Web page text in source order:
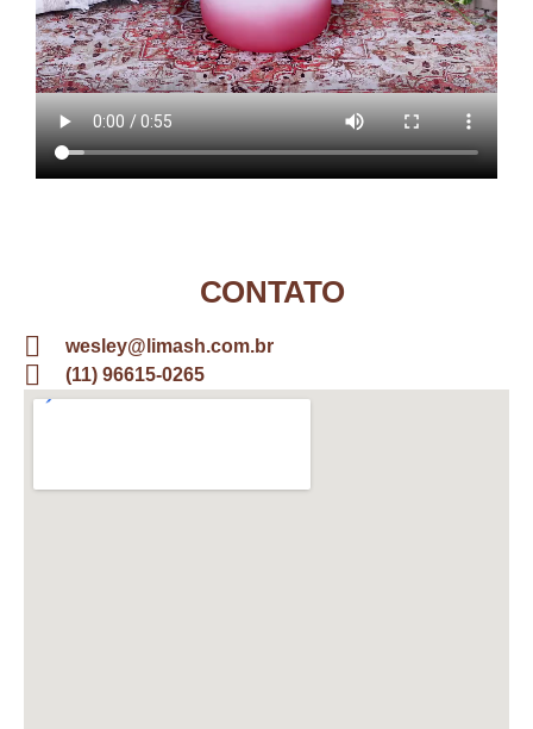
CONTATO
wesley@limash.com.br
(11) 96615-0265